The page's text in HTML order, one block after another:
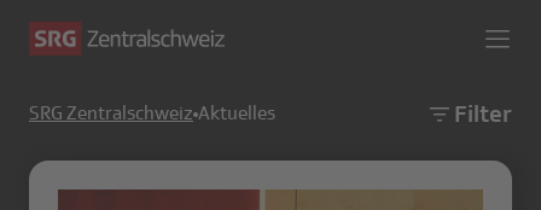
SRG Zentralschweiz Aktuelles Filter